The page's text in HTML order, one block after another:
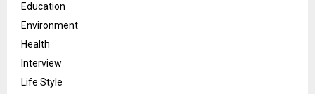
Education
Environment
Health
Interview
Life Style